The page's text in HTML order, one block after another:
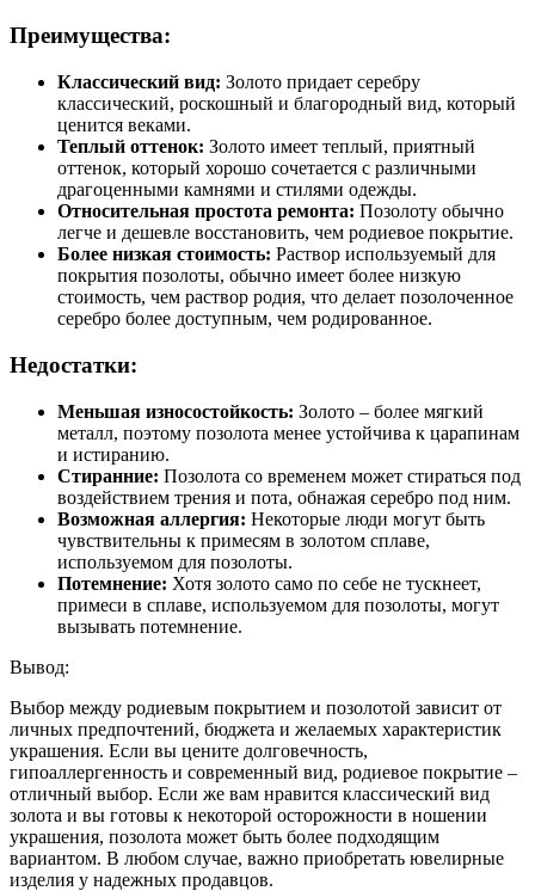
Преимущества:
Классический вид: Золото придает серебру
классический, роскошный и благородный вид, который
ценится веками.
Теплый оттенок: Золото имеет теплый, приятный
оттенок, который хорошо сочетается с различными
драгоценными камнями и стилями одежды.
Относительная простота ремонта: Позолоту обычно
легче и дешевле восстановить, чем родиевое покрытие.
Более низкая стоимость: Раствор используемый для
покрытия позолоты, обычно имеет более низкую
стоимость, чем раствор родия, что делает позолоченное
серебро более доступным, чем родированное.
Недостатки:
Меньшая износостойкость: Золото – более мягкий
металл, поэтому позолота менее устойчива к царапинам
и истиранию.
Стиранние: Позолота со временем может стираться под
воздействием трения и пота, обнажая серебро под ним.
Возможная аллергия: Некоторые люди могут быть
чувствительны к примесям в золотом сплаве,
используемом для позолоты.
Потемнение: Хотя золото само по себе не тускнеет,
примеси в сплаве, используемом для позолоты, могут
вызывать потемнение.
Вывод:
Выбор между родиевым покрытием и позолотой зависит от
личных предпочтений, бюджета и желаемых характеристик
украшения. Если вы цените долговечность,
гипоаллергенность и современный вид, родиевое покрытие –
отличный выбор. Если же вам нравится классический вид
золота и вы готовы к некоторой осторожности в ношении
украшения, позолота может быть более подходящим
вариантом. В любом случае, важно приобретать ювелирные
изделия у надежных продавцов.